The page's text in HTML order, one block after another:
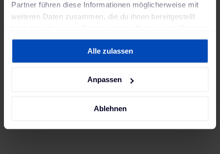
Partner führen diese Informationen möglicherweise mit
weiteren Daten zusammen, die du ihnen bereitgestellt
gesammelt haben. Weitere Informationen findest du in
Datenschutzerklärungund unserem
Impressum.
Alle zulassen
Anpassen
Ablehnen